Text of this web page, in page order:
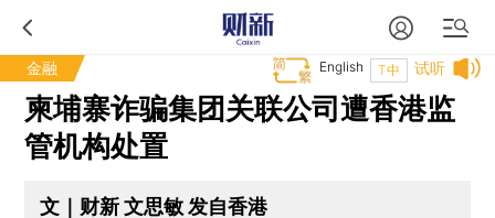
金融 试听
T中
English
柬埔寨诈骗集团关联公司遭香港监
管机构处置
文｜财新 文思敏 发自香港